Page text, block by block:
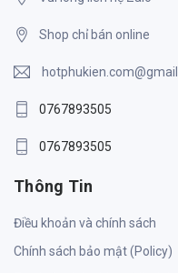
Shop chỉ bán online
0767893505
0767893505
Thông Tin
Điều khoản và chính sách
Chính sách bảo mật (Policy)